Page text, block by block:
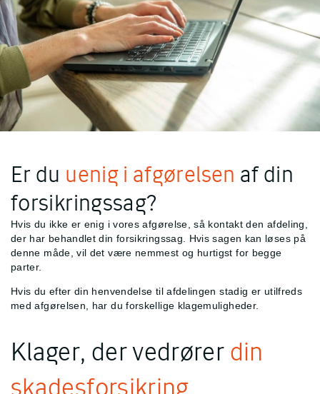
Er du uenig i afgørelsen af din
forsikringssag?
Hvis du ikke er enig i vores afgørelse, så kontakt den afdeling,
der har behandlet din forsikringssag. Hvis sagen kan løses på
denne måde, vil det være nemmest og hurtigst for begge
parter.
Hvis du efter din henvendelse til afdelingen stadig er utilfreds
med afgørelsen, har du forskellige klagemuligheder.
Klager, der vedrører din
skadesforsikring